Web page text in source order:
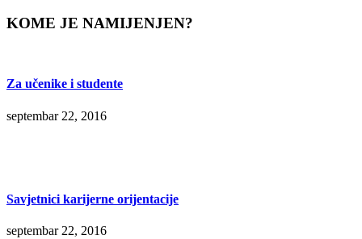
KOME JE NAMIJENJEN?
Za učenike i studente
septembar 22, 2016
Savjetnici karijerne orijentacije
septembar 22, 2016